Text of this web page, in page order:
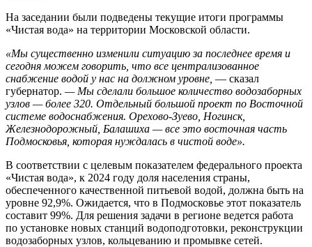
На заседании были подведены текущие итоги программы
«Чистая вода» на территории Московской области.
«Мы существенно изменили ситуацию за последнее время и
сегодня можем говорить, что все централизованное
снабжение водой у нас на должном уровне, — сказал
губернатор. — Мы сделали большое количество водозаборных
узлов — более 320. Отдельный большой проект по Восточной
системе водоснабжения. Орехово-Зуево, Ногинск,
Железнодорожный, Балашиха — все это восточная часть
Подмосковья, которая нуждалась в чистой воде».
В соответствии с целевым показателем федерального проекта
«Чистая вода», к 2024 году доля населения страны,
обеспеченного качественной питьевой водой, должна быть на
уровне 92,9%. Ожидается, что в Подмосковье этот показатель
составит 99%. Для решения задачи в регионе ведется работа
по установке новых станций водоподготовки, реконструкции
водозаборных узлов, кольцеванию и промывке сетей.